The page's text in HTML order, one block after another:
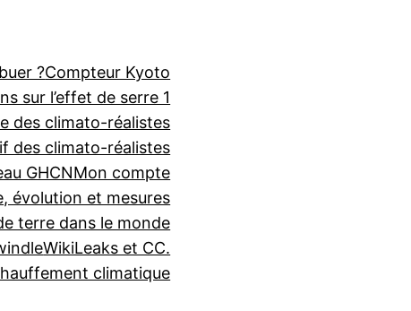
?Compteur Kyoto
sur l’effet de serre 1
des climato-réalistes
des climato-réalistes
GHCNMon compte
évolution et mesures
terre dans le monde
WikiLeaks et CC.
climatique